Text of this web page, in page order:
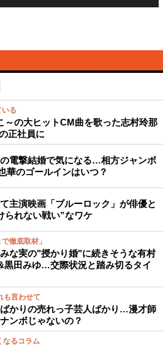
る
～の大ヒットCM曲を歌った志村玲那
正社員に
電撃結婚で気になる…相方ジャンボ
華のゴールインはいつ？
主演映画「ブルーロック」が俳優と
られない戦い”なワケ
徹底取材」
な実の"授かり婚"に続きそうな有村
黒田みゆ…交際状況と踏み切るタイ
も言わせて
かりの売れっ子芸人ばかり…漫才師
ンボじゃないの？
なるコラム